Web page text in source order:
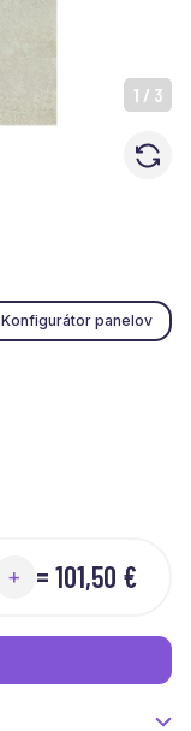
1 / 3
Konfigurátor panelov
+ = 101,50 €